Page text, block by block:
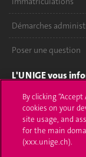
Démarches
Poser une question
L'UNIGE vous
UNIGE Mobile
Médias
Offres d'emploi
By clicking
cookies on your
site usage, and
for the main
(xxx.unige.ch).